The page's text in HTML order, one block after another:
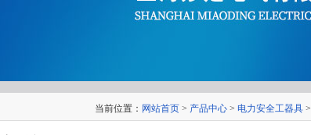
当前位置： 网站首页 > 产品中心 > 电力安全工器具 >